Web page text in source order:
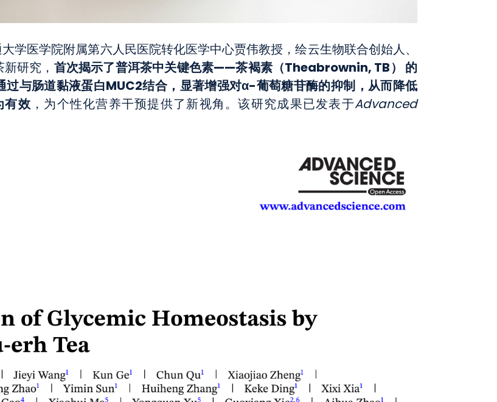
学医学院附属第六人民医院转化医学中心贾伟教授，绘云生物联合创始人、
研究， 首次揭示了普洱茶中关键色素——茶褐素（Theabrownin, TB） 的
过与肠道黏液蛋白MUC2结合，显著增强对α-葡萄糖苷酶的抑制，从而降低
有效，为个性化营养干预提供了新视角。该研究成果已发表于Advanced